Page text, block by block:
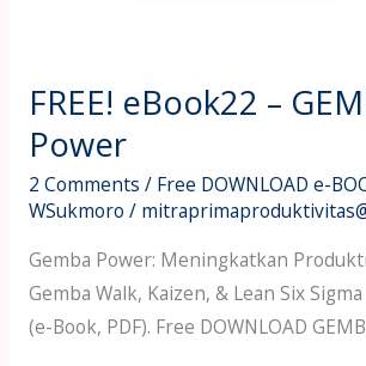
FREE! eBook22 –
Power
2 Comments / Free DOWNLOAD e-
WSukmoro /
Gemba Power: Meningkatkan
Gemba Walk, Kaizen, & Lean Six Sigma
(e-Book, PDF). Free DOWNLOAD